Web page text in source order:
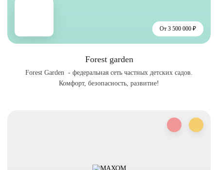
От 3 500 000 ₽
Forest garden
Forest Garden - федеральная сеть частных детских садов.
Комфорт, безопасность, развитие!